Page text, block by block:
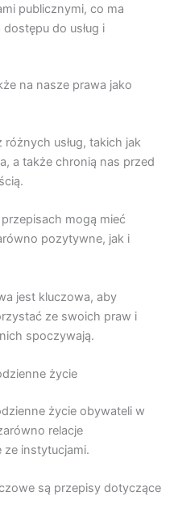
publicznymi, co ma
do usług i
na nasze prawa jako
usług, takich jak
a także chronią nas przed
mogą mieć
pozytywne, jak i
jest kluczowa, aby
ze swoich praw i
spoczywają.
życie
życie obywateli w
relacje
ze instytucjami.
są przepisy dotyczące